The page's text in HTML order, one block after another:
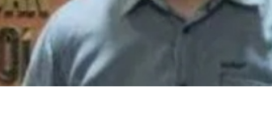
A
k
t
i
i